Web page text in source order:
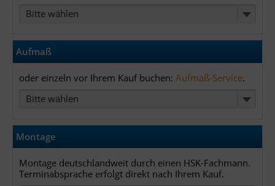
Bitte wählen
Aufmaß
oder einzeln vor Ihrem Kauf buchen: Aufmaß-Service.
Bitte wählen
Montage
Montage deutschlandweit durch einen HSK-Fachmann.
Terminabsprache erfolgt direkt nach Ihrem Kauf.